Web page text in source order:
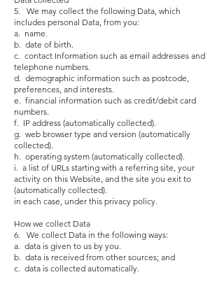
5. We may collect the following Data, which
includes personal Data, from you:
a. name.
b. date of birth.
c. contact Information such as email addresses and
telephone numbers.
d. demographic information such as postcode,
preferences, and interests.
e. financial information such as credit/debit card
numbers.
f. IP address (automatically collected).
g. web browser type and version (automatically
collected).
h. operating system (automatically collected).
i. a list of URLs starting with a referring site, your
activity on this Website, and the site you exit to
(automatically collected).
in each case, under this privacy policy.
How we collect Data
6. We collect Data in the following ways:
a. data is given to us by you.
b. data is received from other sources; and
c. data is collected automatically.